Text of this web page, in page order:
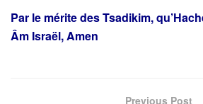
Par le mérite des Tsadikim,
Âm Israël, Amen
Previous Post